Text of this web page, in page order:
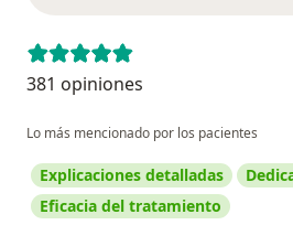
381 opiniones
Lo más mencionado por los pacientes
Explicaciones detalladas
Eficacia del tratamiento